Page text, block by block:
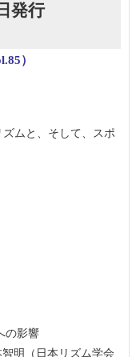
発行
）
ムと、そして、スポ
の影響
明（日本リズム学会